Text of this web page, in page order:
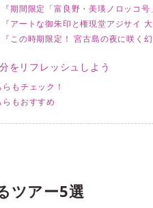
期間限定「富良野・美瑛ノロッコ
アートな御朱印と権現堂アジサイ
この時期限定！ 宮古島の夜に咲く
をリフレッシュしよう
もチェック！
もおすすめ
ツアー5選